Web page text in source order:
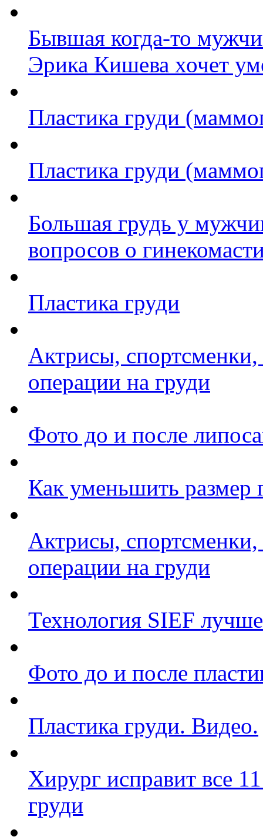
Бывшая когда-то
Эрика Кишева хочет
Пластика груди
Пластика груди
Большая грудь у
вопросов о
Пластика груди
Актрисы,
операции на груди
Фото до и после
Как уменьшить размер
Актрисы,
операции на груди
Технология SIEF
Фото до и после
Пластика груди. Видео.
Хирург исправит все
груди